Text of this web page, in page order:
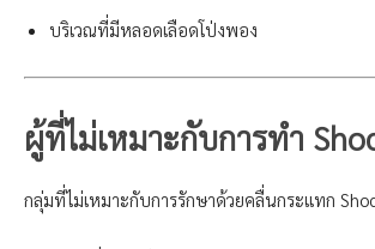
บริเวณที่มีหลอดเลือดโป่งพอง
ผู้ที่ไม่เหมาะกับการทำ
กลุ่มที่ไม่เหมาะกับการรักษาด้วยคลื่นกระแทก